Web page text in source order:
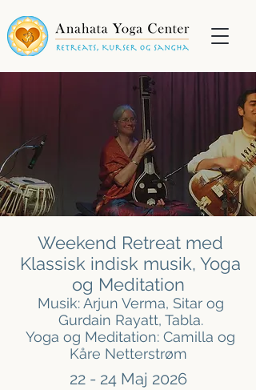
Weekend Retreat med
Klassisk indisk musik, Yoga
og Meditation
Musik: Arjun Verma, Sitar og
Gurdain Rayatt, Tabla.
Yoga og Meditation: Camilla og
Kåre Netterstrøm
22 - 24 Maj 2026